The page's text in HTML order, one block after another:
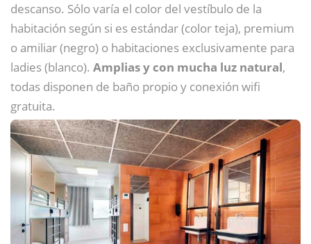
descanso. Sólo varía el color del vestíbulo de la
habitación según si es estándar (color teja), premium
o amiliar (negro) o habitaciones exclusivamente para
ladies (blanco). Amplias y con mucha luz natural,
todas disponen de baño propio y conexión wifi
gratuita.